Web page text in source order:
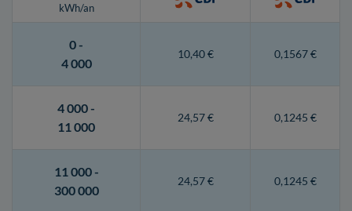
kWh/an
0 -
4 000
10,40 € 0,1567 €
4 000 -
11 000
24,57 € 0,1245 €
11 000 -
300 000
24,57 € 0,1245 €